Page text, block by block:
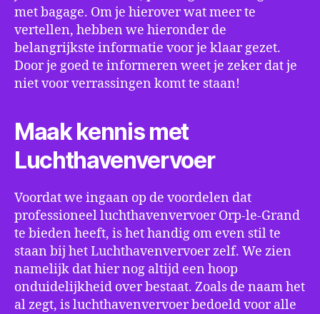
met bagage. Om je hierover wat meer te
vertellen, hebben we hieronder de
belangrijkste informatie voor je klaar gezet.
Door je goed te informeren weet je zeker dat je
niet voor verrassingen komt te staan!
Maak kennis met
Luchthavenvervoer
Voordat we ingaan op de voordelen dat
professioneel luchthavenvervoer Orp-le-Grand
te bieden heeft, is het handig om even stil te
staan bij het Luchthavenvervoer zelf. We zien
namelijk dat hier nog altijd een hoop
onduidelijkheid over bestaat. Zoals de naam het
al zegt, is luchthavenvervoer bedoeld voor alle